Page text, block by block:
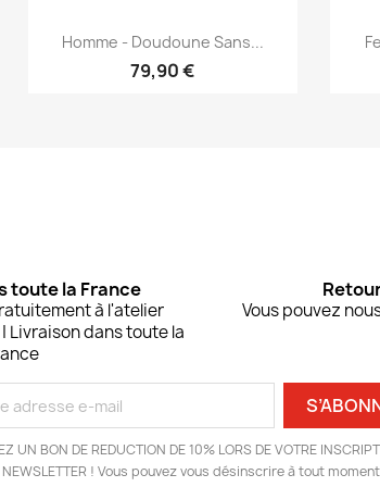
Aperçu rapide
Homme - Doudoune Sans...
79,90 €
toute la France
à l'atelier
Livraison dans toute la
Vous pouvez
UN BON DE REDUCTION DE 10% LORS DE VOTRE
NEWSLETTER ! Vous pouvez vous désinscrire à tout